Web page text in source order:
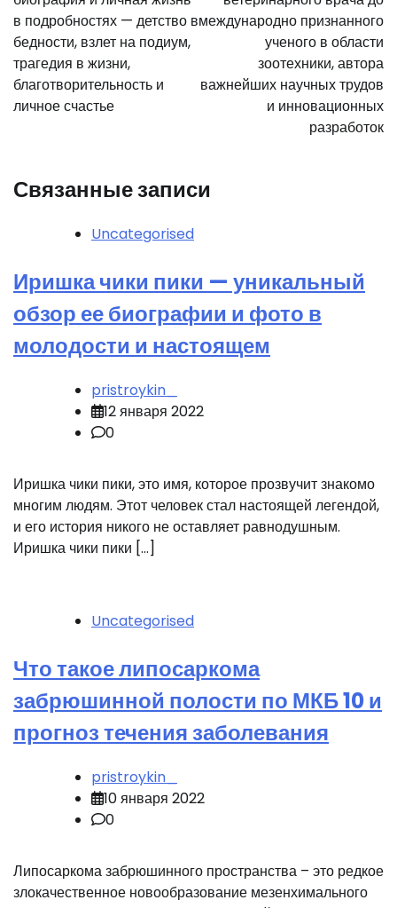
в подробностях — детство в
бедности, взлет на подиум,
трагедия в жизни,
благотворительность и
личное счастье
международно признанного
ученого в области
зоотехники, автора
важнейших научных трудов
и инновационных
разработок
Связанные записи
Uncategorised
Иришка чики пики — уникальный
обзор ее биографии и фото в
молодости и настоящем
pristroykin_
12 января 2022
0
Иришка чики пики, это имя, которое прозвучит знакомо
многим людям. Этот человек стал настоящей легендой,
и его история никого не оставляет равнодушным.
Иришка чики пики […]
Uncategorised
Что такое липосаркома
забрюшинной полости по МКБ 10 и
прогноз течения заболевания
pristroykin_
10 января 2022
0
Липосаркома забрюшинного пространства – это редкое
злокачественное новообразование мезенхимального